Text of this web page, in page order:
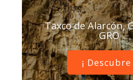
Taxco de Alarcón,
GRO
¡ Descubre